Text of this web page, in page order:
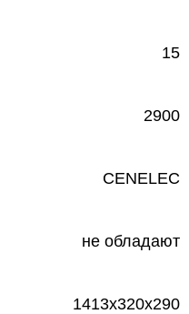
15
2900
CENELEC
не обладают
1413х320х290